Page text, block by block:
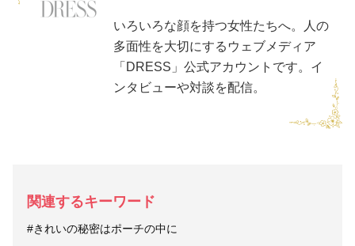
いろいろな顔を持つ女性たちへ。人の
多面性を大切にするウェブメディア
「DRESS」公式アカウントです。イ
ンタビューや対談を配信。
関連するキーワード
#きれいの秘密はポーチの中に